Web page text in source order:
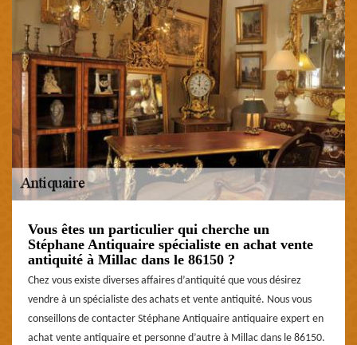
Vous êtes un particulier qui cherche un
Stéphane Antiquaire spécialiste en achat vente
antiquité à Millac dans le 86150 ?
Chez vous existe diverses affaires d’antiquité que vous désirez
vendre à un spécialiste des achats et vente antiquité. Nous vous
conseillons de contacter Stéphane Antiquaire antiquaire expert en
achat vente antiquaire et personne d’autre à Millac dans le 86150.